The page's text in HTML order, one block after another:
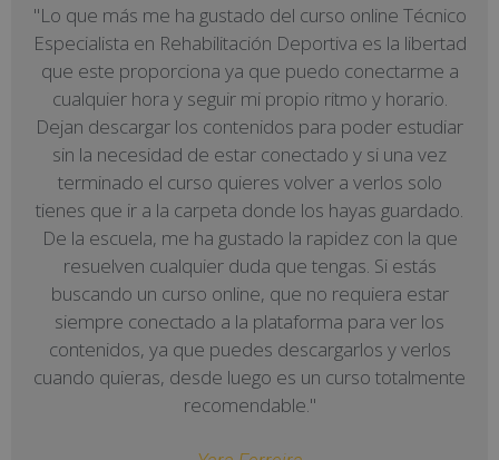
"Lo que más me ha gustado del curso online Técnico
Especialista en Rehabilitación Deportiva es la libertad
que este proporciona ya que puedo conectarme a
cualquier hora y seguir mi propio ritmo y horario.
Dejan descargar los contenidos para poder estudiar
sin la necesidad de estar conectado y si una vez
terminado el curso quieres volver a verlos solo
tienes que ir a la carpeta donde los hayas guardado.
De la escuela, me ha gustado la rapidez con la que
resuelven cualquier duda que tengas. Si estás
buscando un curso online, que no requiera estar
siempre conectado a la plataforma para ver los
contenidos, ya que puedes descargarlos y verlos
cuando quieras, desde luego es un curso totalmente
recomendable."